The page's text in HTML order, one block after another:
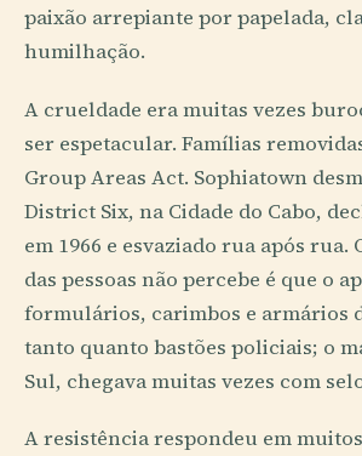
paixão arrepiante por papelada,
humilhação.
A crueldade era muitas vezes
ser espetacular. Famílias
Group Areas Act. Sophiatown
District Six, na Cidade do Cabo,
em 1966 e esvaziado rua após rua.
das pessoas não percebe é que o
formulários, carimbos e armários
tanto quanto bastões policiais; o
Sul, chegava muitas vezes com
A resistência respondeu em